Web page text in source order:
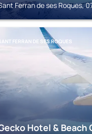
Ferran de ses Roques,
FERRAN DE SES ROQUES
Hotel & Beach